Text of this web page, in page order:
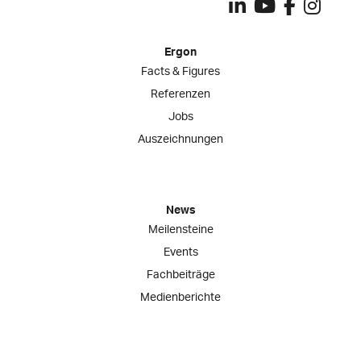
Ergon
Facts & Figures
Referenzen
Jobs
Auszeichnungen
News
Meilensteine
Events
Fachbeiträge
Medienberichte